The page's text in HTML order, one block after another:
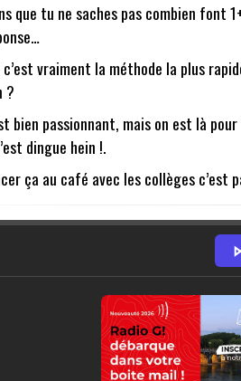
que tu ne saches pas combien font
c’est vraiment la méthode la plus
?
bien passionnant, mais on est là
dingue hein !.
ça au café avec les collèges c’est